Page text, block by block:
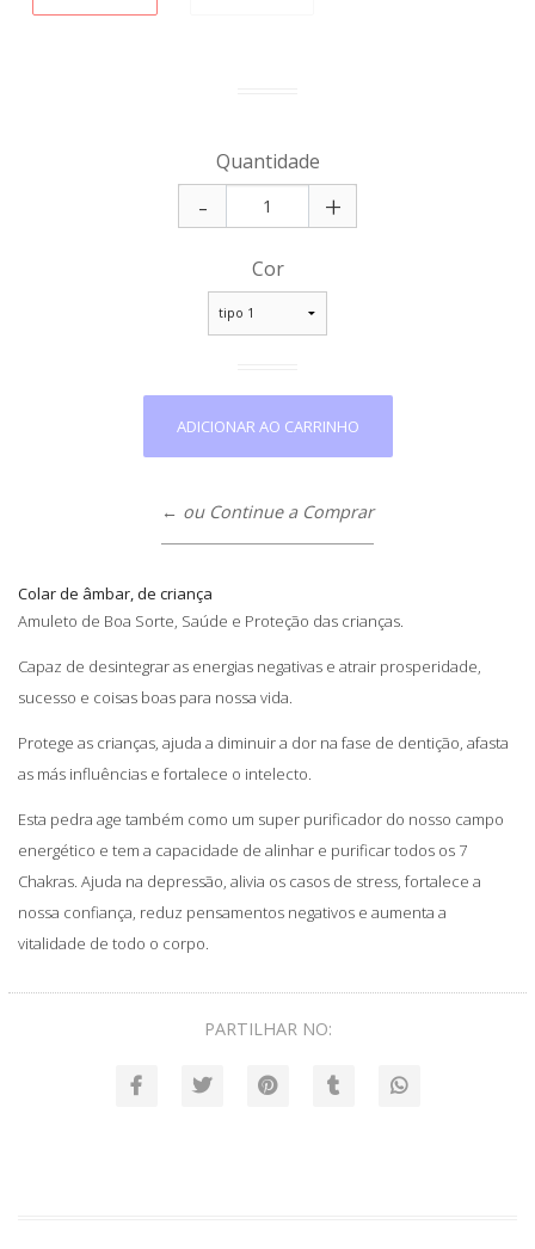
Quantidade
+
-
Cor
← ou Continue a Comprar
Colar de âmbar, de criança
Amuleto de Boa Sorte, Saúde e Proteção das crianças.
Capaz de desintegrar as energias negativas e atrair prosperidade,
sucesso e coisas boas para nossa vida.
Protege as crianças, ajuda a diminuir a dor na fase de dentição, afasta
as más influências e fortalece o intelecto.
Esta pedra age também como um super purificador do nosso campo
energético e tem a capacidade de alinhar e purificar todos os 7
Chakras. Ajuda na depressão, alivia os casos de stress, fortalece a
nossa confiança, reduz pensamentos negativos e aumenta a
vitalidade de todo o corpo.
PARTILHAR NO: